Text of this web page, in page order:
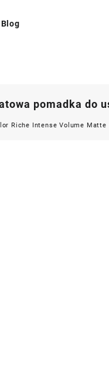
Blog
pomadka do
Riche Intense Volume